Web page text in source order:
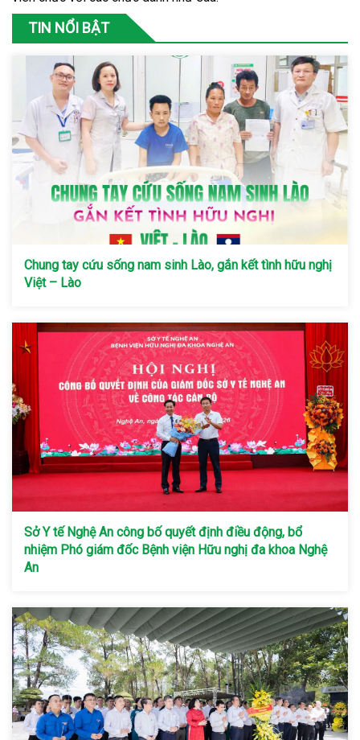
TIN NỔI BẬT
Chung tay cứu sống nam sinh Lào, gắn kết tình hữu nghị
Việt – Lào
Sở Y tế Nghệ An công bố quyết định điều động, bổ
nhiệm Phó giám đốc Bệnh viện Hữu nghị đa khoa Nghệ
An